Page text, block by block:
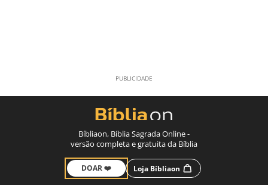
Bíbliaon, Bíblia Sagrada Online -
versão completa e gratuita da Bíblia
DOAR ❤️ Loja Bíbliaon